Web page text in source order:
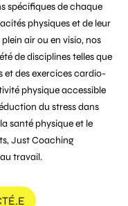
spécifiques de chaque
physiques et de leur
air ou en visio, nos
de disciplines telles que
et des exercices cardio-
physique accessible
du stress dans
santé physique et le
Just Coaching
travail.